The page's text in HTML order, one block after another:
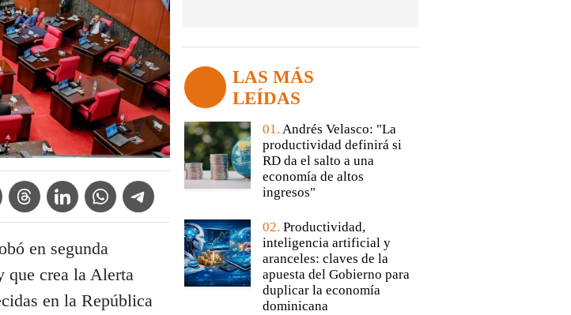
Icon
Threads IconLinkedin IconWhatsApp IconTelegram Icon
en segunda
que crea la Alerta
en la República
LAS MÁS
LEÍDAS
01. Andrés Velasco: "La
productividad definirá si
RD da el salto a una
economía de altos
ingresos"
02. Productividad,
inteligencia artificial y
aranceles: claves de la
apuesta del Gobierno para
duplicar la economía
dominicana